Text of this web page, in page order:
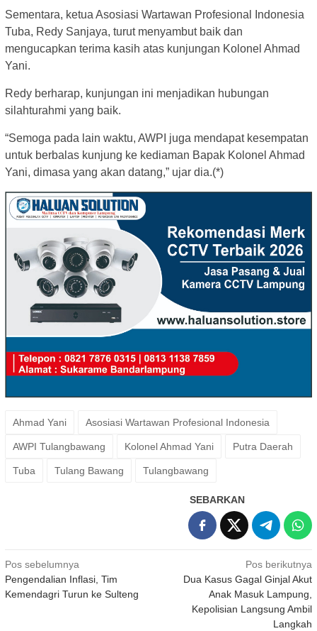
Sementara, ketua Asosiasi Wartawan Profesional Indonesia
Tuba, Redy Sanjaya, turut menyambut baik dan
mengucapkan terima kasih atas kunjungan Kolonel Ahmad
Yani.
Redy berharap, kunjungan ini menjadikan hubungan
silahturahmi yang baik.
“Semoga pada lain waktu, AWPI juga mendapat kesempatan
untuk berbalas kunjung ke kediaman Bapak Kolonel Ahmad
Yani, dimasa yang akan datang,” ujar dia.(*)
Ahmad Yani Asosiasi Wartawan Profesional Indonesia
AWPI Tulangbawang Kolonel Ahmad Yani Putra Daerah
Tuba Tulang Bawang Tulangbawang
SEBARKAN
Navigasi
pos
Pos sebelumnya
Pengendalian Inflasi, Tim
Kemendagri Turun ke Sulteng
Pos berikutnya
Dua Kasus Gagal Ginjal Akut
Anak Masuk Lampung,
Kepolisian Langsung Ambil
Langkah